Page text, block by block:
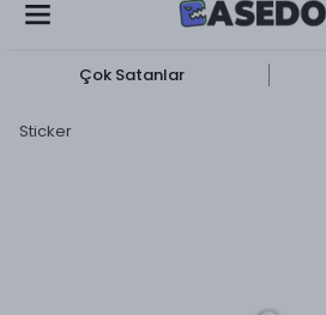
Çok Satanlar
Sticker